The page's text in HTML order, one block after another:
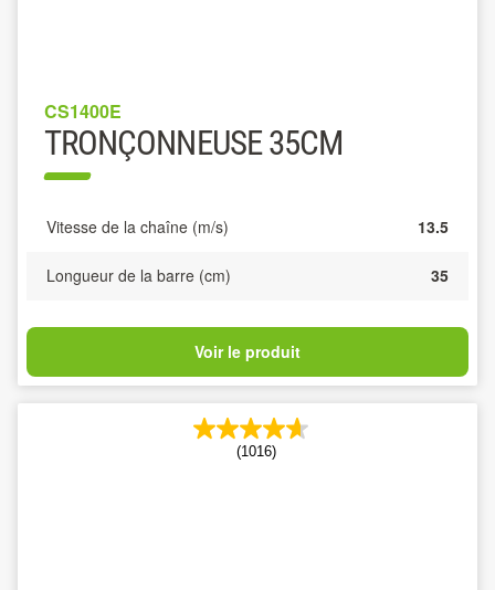
CS1400E
TRONÇONNEUSE 35CM
Vitesse de la chaîne (m/s) 13.5
Longueur de la barre (cm) 35
Voir le produit
(1016)